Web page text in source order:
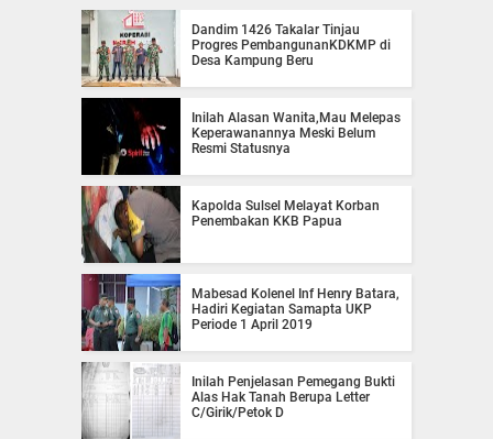
Dandim 1426 Takalar Tinjau
Progres PembangunanKDKMP di
Desa Kampung Beru
Inilah Alasan Wanita,Mau Melepas
Keperawanannya Meski Belum
Resmi Statusnya
Kapolda Sulsel Melayat Korban
Penembakan KKB Papua
Mabesad Kolenel Inf Henry Batara,
Hadiri Kegiatan Samapta UKP
Periode 1 April 2019
Inilah Penjelasan Pemegang Bukti
Alas Hak Tanah Berupa Letter
C/Girik/Petok D